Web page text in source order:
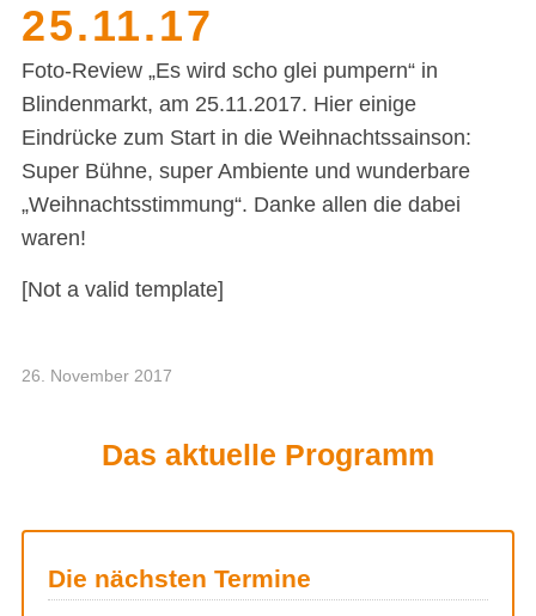
25.11.17
Foto-Review „Es wird scho glei pumpern“ in
Blindenmarkt, am 25.11.2017. Hier einige
Eindrücke zum Start in die Weihnachtssainson:
Super Bühne, super Ambiente und wunderbare
„Weihnachtsstimmung“. Danke allen die dabei
waren!
[Not a valid template]
26. November 2017
Das aktuelle Programm
Die nächsten Termine